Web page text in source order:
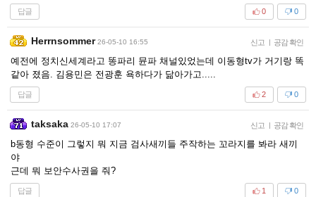
답글 0
0
Herrnsommer 26-05-10 16:55 신고 | 공감 확인
예전에 정치신세계라고 똥파리 뮨파 채널있었는데 이동형tv가 거기랑 똑
같아 졌음. 김용민은 전광훈 욕하다가 닮아가고.....
답글 0
2
taksaka 26-05-10 17:07 신고 | 공감 확인
b동형 수준이 그렇지 뭐 지금 검사새끼들 주작하는 꼬라지를 봐라 새끼
야
근데 뭐 보안수사권을 줘?
답글 0
1